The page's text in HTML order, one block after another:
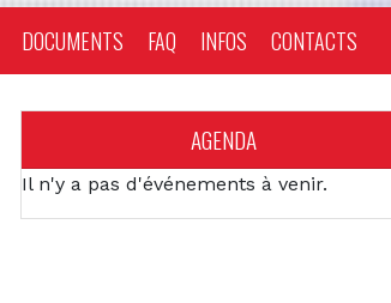
DOCUMENTS FAQ INFOS CONTACTS
AGENDA
Il n'y a pas d'événements à venir.